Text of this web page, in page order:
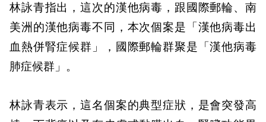
林詠青指出，這次的漢他病毒，跟國際郵輪、南
美洲的漢他病毒不同，本次個案是「漢他病毒出
血熱併腎症候群」，國際郵輪群聚是「漢他病毒
肺症候群」。
林詠青表示，這名個案的典型症狀，是會突發高